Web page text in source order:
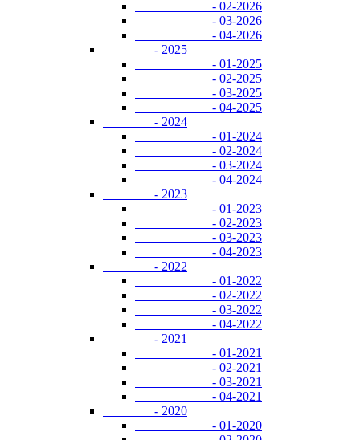
- 02-2026
- 03-2026
- 04-2026
- 2025
- 01-2025
- 02-2025
- 03-2025
- 04-2025
- 2024
- 01-2024
- 02-2024
- 03-2024
- 04-2024
- 2023
- 01-2023
- 02-2023
- 03-2023
- 04-2023
- 2022
- 01-2022
- 02-2022
- 03-2022
- 04-2022
- 2021
- 01-2021
- 02-2021
- 03-2021
- 04-2021
- 2020
- 01-2020